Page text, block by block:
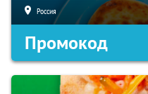
Россия
Промокод